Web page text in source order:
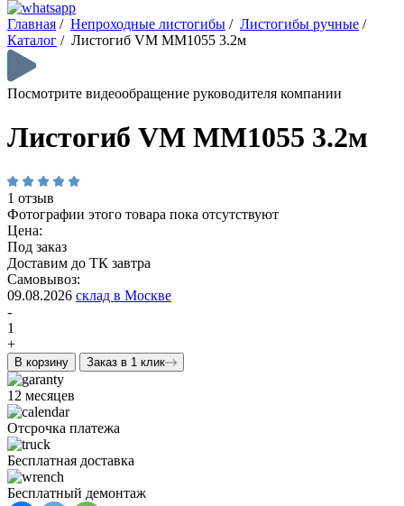
Главная / Непроходные листогибы / Листогибы ручные /
Каталог / Листогиб VM MM1055 3.2м
Посмотрите видеообращение руководителя компании
Листогиб VM MM1055 3.2м
1 отзыв
Фотографии этого товара пока отсутствуют
Цена:
Под заказ
Доставим до ТК завтра
Самовывоз:
09.08.2026 склад в Москве
-
1
+
В корзину Заказ в 1 клик
12 месяцев
Отсрочка платежа
Бесплатная доставка
Бесплатный демонтаж